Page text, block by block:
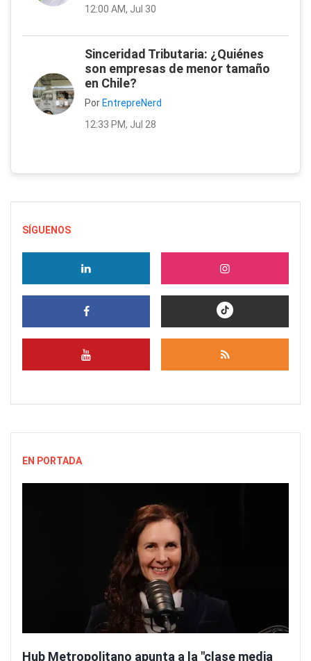
12:00 AM, Jul 30
Sinceridad Tributaria: ¿Quiénes
son empresas de menor tamaño
en Chile?
Por EntrepreNerd
12:33 PM, Jul 28
SÍGUENOS
EN PORTADA
Hub Metropolitano apunta a la "clase media